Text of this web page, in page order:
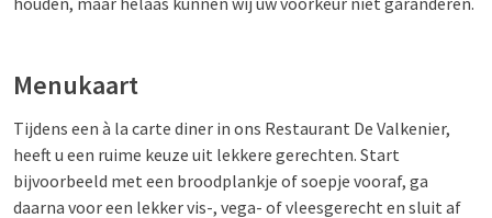
Menukaart
Tijdens een à la carte diner in ons Restaurant De Valkenier,
heeft u een ruime keuze uit lekkere gerechten. Start
bijvoorbeeld met een broodplankje of soepje vooraf, ga
daarna voor een lekker vis-, vega- of vleesgerecht en sluit af